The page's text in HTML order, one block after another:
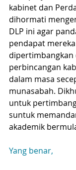
kabinet dan
dihormati
DLP ini agar
pendapat
dipertimbangkan
perbincangan
dalam masa
munasabah.
untuk
suntuk
akademik
Yang benar,